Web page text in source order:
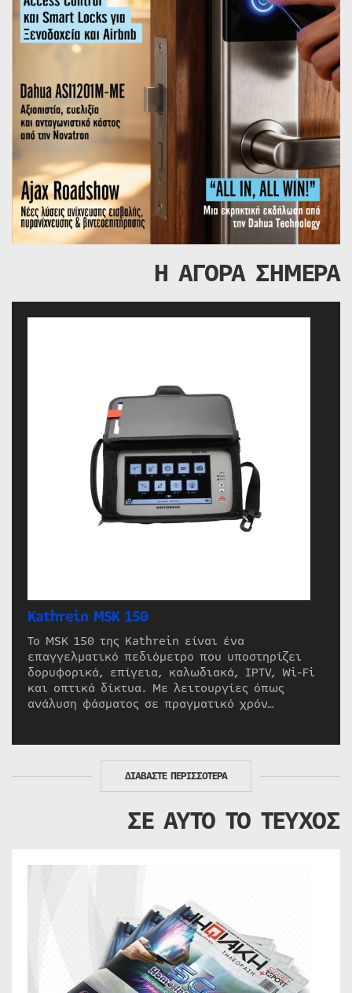
Η ΑΓΟΡΑ ΣΗΜΕΡΑ
Kathrein MSK 150
Το MSK 150 της Kathrein είναι ένα
επαγγελματικό πεδιόμετρο που υποστηρίζει
δορυφορικά, επίγεια, καλωδιακά, IPTV, Wi-Fi
και οπτικά δίκτυα. Με λειτουργίες όπως
ανάλυση φάσματος σε πραγματικό χρόν…
ΔΙΑΒΑΣΤΕ ΠΕΡΙΣΣΟΤΕΡΑ
ΣΕ ΑΥΤΟ ΤΟ ΤΕΥΧΟΣ